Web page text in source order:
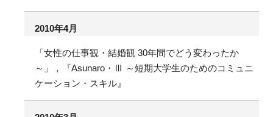
2010年4月
「女性の仕事観・結婚観 30年間でどう変わったか
～」，『Asunaro・Ⅲ ～短期大学生のためのコミュニ
ケーション・スキル』